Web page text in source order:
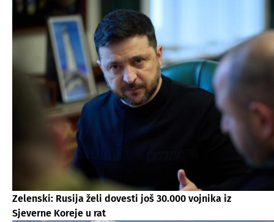
Zelenski: Rusija želi dovesti još 30.000 vojnika iz
Sjeverne Koreje u rat